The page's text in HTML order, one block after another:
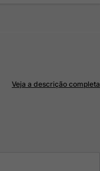
Veja a descrição completa